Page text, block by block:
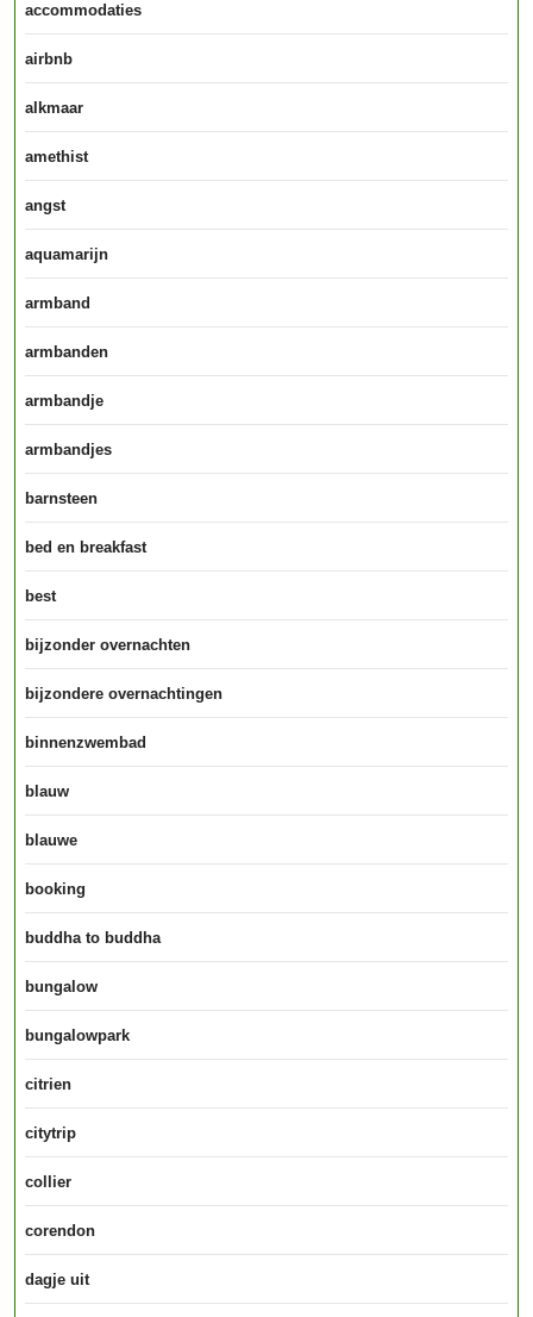
accommodaties
airbnb
alkmaar
amethist
angst
aquamarijn
armband
armbanden
armbandje
armbandjes
barnsteen
bed en breakfast
best
bijzonder overnachten
bijzondere overnachtingen
binnenzwembad
blauw
blauwe
booking
buddha to buddha
bungalow
bungalowpark
citrien
citytrip
collier
corendon
dagje uit